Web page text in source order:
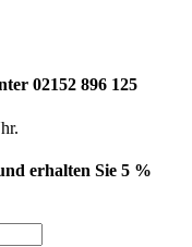
02152 896 125
erhalten Sie 5 %